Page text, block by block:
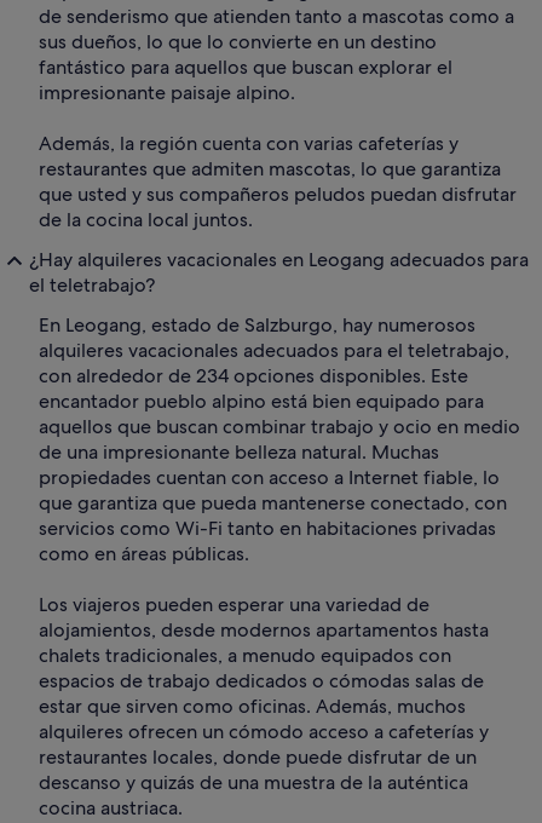
de senderismo que atienden tanto a mascotas como a
sus dueños, lo que lo convierte en un destino
fantástico para aquellos que buscan explorar el
impresionante paisaje alpino.
Además, la región cuenta con varias cafeterías y
restaurantes que admiten mascotas, lo que garantiza
que usted y sus compañeros peludos puedan disfrutar
de la cocina local juntos.
¿Hay alquileres vacacionales en Leogang adecuados para
el teletrabajo?
En Leogang, estado de Salzburgo, hay numerosos
alquileres vacacionales adecuados para el teletrabajo,
con alrededor de 234 opciones disponibles. Este
encantador pueblo alpino está bien equipado para
aquellos que buscan combinar trabajo y ocio en medio
de una impresionante belleza natural. Muchas
propiedades cuentan con acceso a Internet fiable, lo
que garantiza que pueda mantenerse conectado, con
servicios como Wi-Fi tanto en habitaciones privadas
como en áreas públicas.
Los viajeros pueden esperar una variedad de
alojamientos, desde modernos apartamentos hasta
chalets tradicionales, a menudo equipados con
espacios de trabajo dedicados o cómodas salas de
estar que sirven como oficinas. Además, muchos
alquileres ofrecen un cómodo acceso a cafeterías y
restaurantes locales, donde puede disfrutar de un
descanso y quizás de una muestra de la auténtica
cocina austriaca.